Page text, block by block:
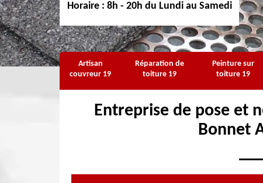
Horaire : 8h - 20h du Lundi au Samedi
Artisan
couvreur 19
Réparation de
toiture 19
Peinture sur
toiture 19
Entreprise de pose et
Bonnet